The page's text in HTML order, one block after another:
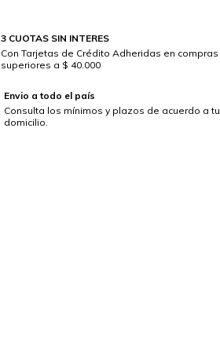
3 CUOTAS SIN INTERES
Con Tarjetas de Crédito Adheridas en compras
superiores a $ 40.000
Envio a todo el país
Consulta los mínimos y plazos de acuerdo a tu
domicilio.